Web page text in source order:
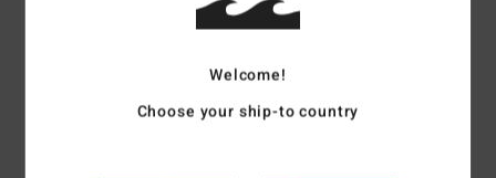
5.0
baseado em1 avaliações verificadas desde Outubro 2025
Welcome!
Choose your ship-to country